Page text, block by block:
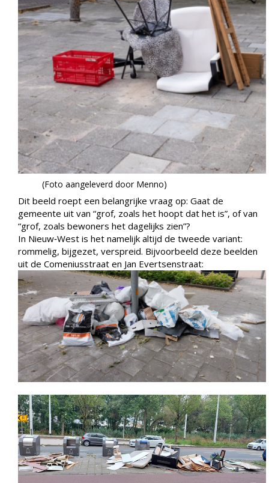
(Foto aangeleverd door Menno)
Dit beeld roept een belangrijke vraag op: Gaat de
gemeente uit van “grof, zoals het hoopt dat het is”, of van
“grof, zoals bewoners het dagelijks zien”?
In Nieuw‑West is het namelijk altijd de tweede variant:
rommelig, bijgezet, verspreid. Bijvoorbeeld deze beelden
uit de Comeniusstraat en Jan Evertsenstraat: